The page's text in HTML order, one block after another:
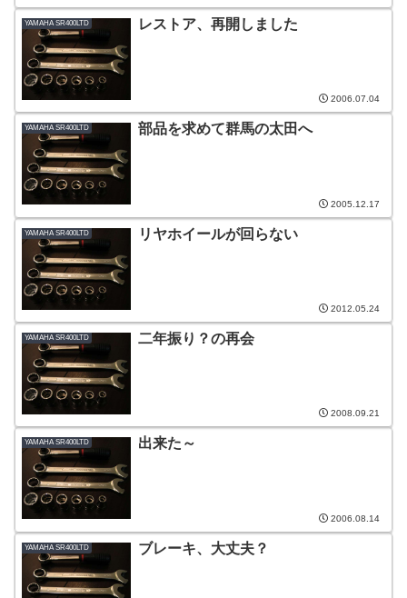
YAMAHA SR400LTD レストア、再開しました
2006.07.04
YAMAHA SR400LTD 部品を求めて群馬の太田へ
2005.12.17
YAMAHA SR400LTD リヤホイールが回らない
2012.05.24
YAMAHA SR400LTD 二年振り？の再会
2008.09.21
YAMAHA SR400LTD 出来た～
2006.08.14
YAMAHA SR400LTD ブレーキ、大丈夫？